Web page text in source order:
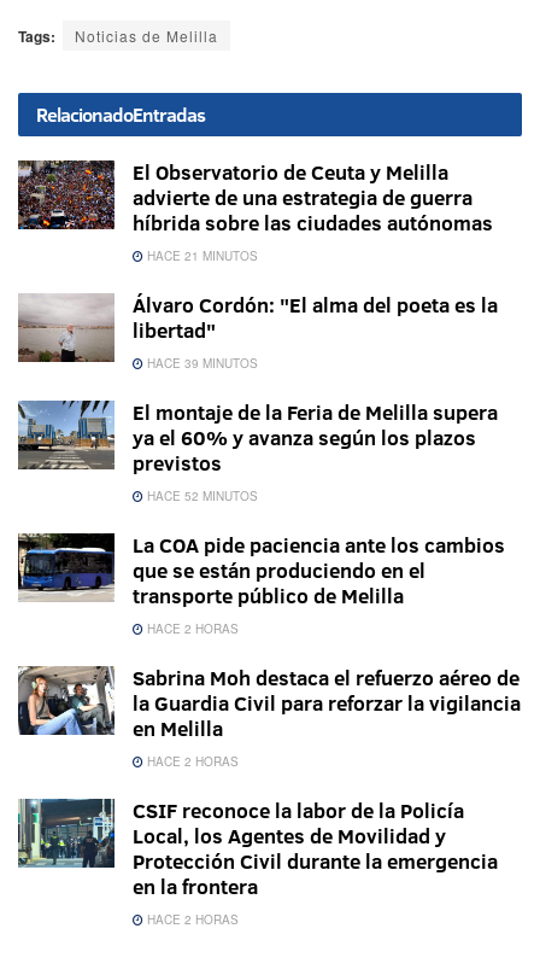
Tags: Noticias de Melilla
RelacionadoEntradas
El Observatorio de Ceuta y Melilla
advierte de una estrategia de guerra
híbrida sobre las ciudades autónomas
HACE 21 MINUTOS
Álvaro Cordón: "El alma del poeta es la
libertad"
HACE 39 MINUTOS
El montaje de la Feria de Melilla supera
ya el 60% y avanza según los plazos
previstos
HACE 52 MINUTOS
La COA pide paciencia ante los cambios
que se están produciendo en el
transporte público de Melilla
HACE 2 HORAS
Sabrina Moh destaca el refuerzo aéreo de
la Guardia Civil para reforzar la vigilancia
en Melilla
HACE 2 HORAS
CSIF reconoce la labor de la Policía
Local, los Agentes de Movilidad y
Protección Civil durante la emergencia
en la frontera
HACE 2 HORAS